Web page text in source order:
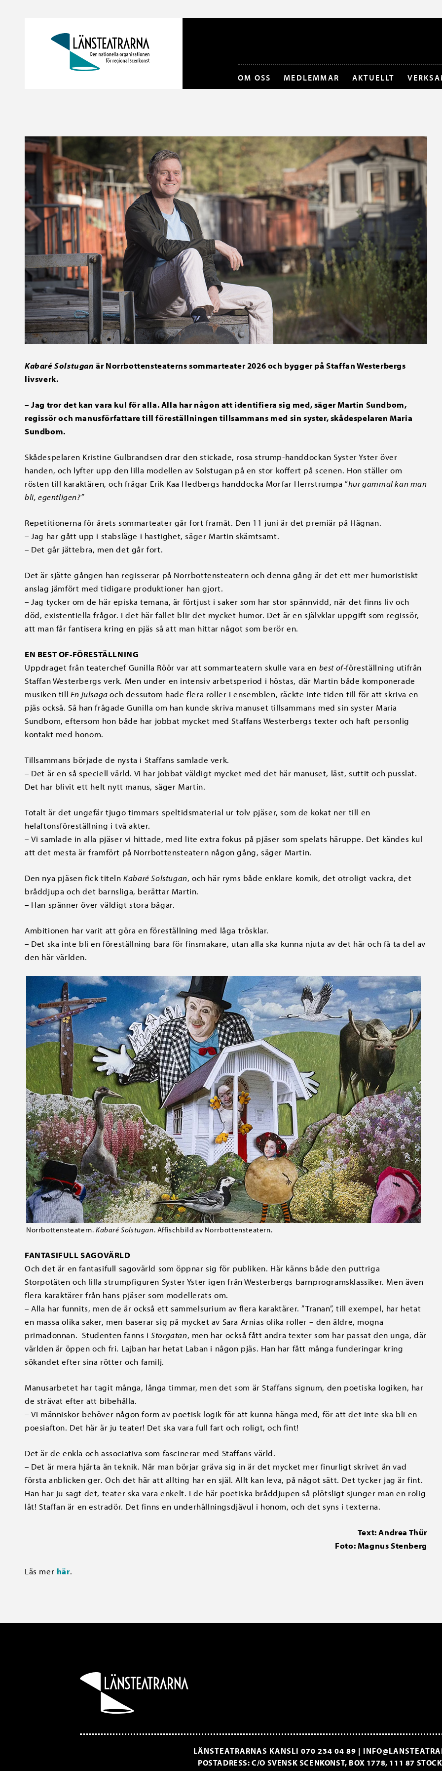
OM OSS MEDLEMMAR AKTUELLT
Kabaré Solstugan är Norrbottensteaterns sommarteater 2026 och bygger på Staffan Westerbergs
livsverk.
– Jag tror det kan vara kul för alla. Alla har någon att identifiera sig med, säger Martin Sundbom,
regissör och manusförfattare till föreställningen tillsammans med sin syster, skådespelaren Maria
Sundbom.
Skådespelaren Kristine Gulbrandsen drar den stickade, rosa strump-handdockan Syster Yster över
handen, och lyfter upp den lilla modellen av Solstugan på en stor koffert på scenen. Hon ställer om
rösten till karaktären, och frågar Erik Kaa Hedbergs handdocka Morfar Herrstrumpa ”hur gammal kan man
bli, egentligen?”
Repetitionerna för årets sommarteater går fort framåt. Den 11 juni är det premiär på Hägnan.
– Jag har gått upp i stabsläge i hastighet, säger Martin skämtsamt.
– Det går jättebra, men det går fort.
Det är sjätte gången han regisserar på Norrbottensteatern och denna gång är det ett mer humoristiskt
anslag jämfört med tidigare produktioner han gjort.
– Jag tycker om de här episka temana, är förtjust i saker som har stor spännvidd, när det finns liv och
död, existentiella frågor. I det här fallet blir det mycket humor. Det är en självklar uppgift som regissör,
att man får fantisera kring en pjäs så att man hittar något som berör en.
EN BEST OF-FÖRESTÄLLNING
Uppdraget från teaterchef Gunilla Röör var att sommarteatern skulle vara en best of-föreställning utifrån
Staffan Westerbergs verk. Men under en intensiv arbetsperiod i höstas, där Martin både komponerade
musiken till En julsagaoch dessutom hade flera roller i ensemblen, räckte inte tiden till för att skriva en
pjäs också. Så han frågade Gunilla om han kunde skriva manuset tillsammans med sin syster Maria
Sundbom, eftersom hon både har jobbat mycket med Staffans Westerbergs texter och haft personlig
kontakt med honom.
Tillsammans började de nysta i Staffans samlade verk.
– Det är en så speciell värld. Vi har jobbat väldigt mycket med det här manuset, läst, suttit och pusslat.
Det har blivit ett helt nytt manus, säger Martin.
Totalt är det ungefär tjugo timmars speltidsmaterial ur tolv pjäser, som de kokat ner till en
helaftonsföreställning i två akter.
– Vi samlade in alla pjäser vi hittade, med lite extra fokus på pjäser som spelats häruppe. Det kändes kul
att det mesta är framfört på Norrbottensteatern någon gång, säger Martin.
Den nya pjäsen fick titelnKabaré Solstugan, och här ryms både enklare komik, det otroligt vackra, det
bråddjupa och det barnsliga, berättar Martin.
– Han spänner över väldigt stora bågar.
Ambitionen har varit att göra en föreställning med låga trösklar.
– Det ska inte bli en föreställning bara för finsmakare, utan alla ska kunna njuta av det här och få ta del av
den här världen.
Norrbottensteatern. Kabaré Solstugan. Affischbild av Norrbottensteatern.
FANTASIFULL SAGOVÄRLD
Och det är en fantasifull sagovärld som öppnar sig för publiken. Här känns både den puttriga
Storpotäten och lilla strumpfiguren Syster Yster igen från Westerbergs barnprogramsklassiker. Men även
flera karaktärer från hans pjäser som modellerats om.
– Alla har funnits, men de är också ett sammelsurium av flera karaktärer. ”Tranan”, till exempel, har hetat
en massa olika saker, men baserar sig på mycket av Sara Arnias olika roller – den äldre, mogna
primadonnan. Studenten fanns iStorgatan, men har också fått andra texter som har passat den unga, där
världen är öppen och fri. Lajban har hetat Laban i någon pjäs. Han har fått många funderingar kring
sökandet efter sina rötter och familj.
Manusarbetet har tagit många, långa timmar, men det som är Staffans signum, den poetiska logiken, har
de strävat efter att bibehålla.
– Vi människor behöver någon form av poetisk logik för att kunna hänga med, för att det inte ska bli en
poesiafton. Det här är ju teater! Det ska vara full fart och roligt, och fint!
Det är de enkla och associativa som fascinerar med Staffans värld.
– Det är mera hjärta än teknik. När man börjar gräva sig in är det mycket mer finurligt skrivet än vad
första anblicken ger. Och det här att allting har en själ. Allt kan leva, på något sätt. Det tycker jag är fint.
Han har ju sagt det, teater ska vara enkelt. I de här poetiska bråddjupen så plötsligt sjunger man en rolig
låt! Staffan är en estradör. Det finns en underhållningsdjävul i honom, och det syns i texterna.
Text: Andrea Thür
Foto: Magnus Stenberg
Läs mer här.
LÄNSTEATRARNAS KANSLI 070 234 04 89 |
POSTADRESS: C/O SVENSK SCENKONST, BOX 1778, 111 87